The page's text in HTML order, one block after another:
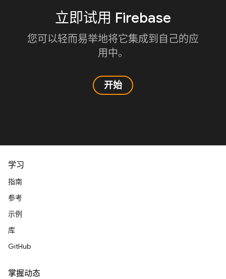
立即试用 Firebase
您可以轻而易举地将它集成到自己的应
用中。
开始
学习
指南
参考
示例
库
GitHub
掌握动态